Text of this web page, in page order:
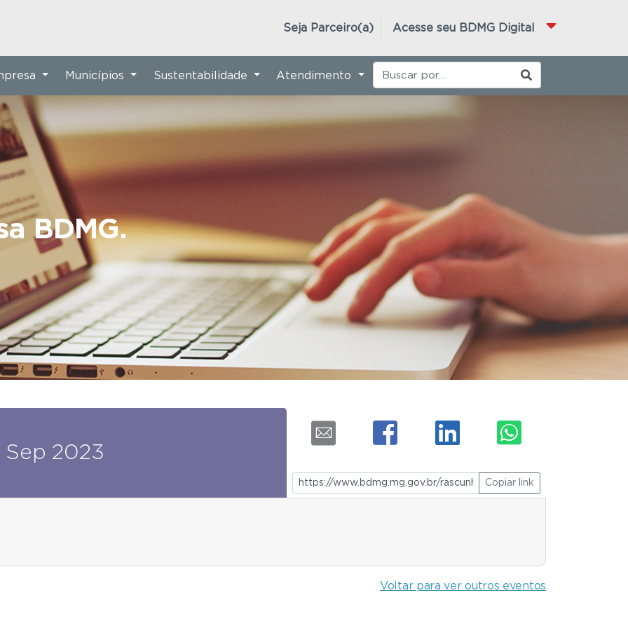
Acesse seu BDMG Digital
Seja Parceiro(a)
BDMG.
Municípios Sustentabilidade Atendimento
Sep 2023
Copiar link
Voltar para ver outros eventos